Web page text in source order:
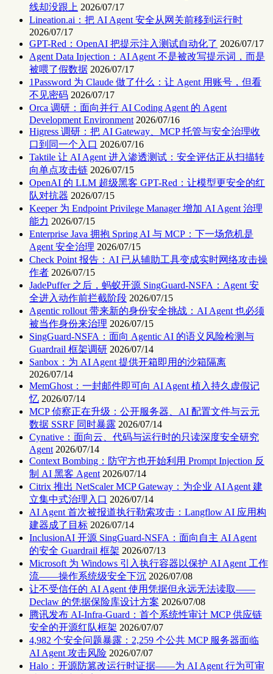
线却没跟上 2026/07/17
Lineation.ai：把 AI Agent 安全从网关前移到运行时
2026/07/17
GPT-Red：OpenAI 把提示注入测试自动化了 2026/07/17
Agent Data Injection：AI Agent 不是被改写提示词，而是
被喂了假数据 2026/07/17
1Password 为 Claude 做了什么：让 Agent 用账号，但看
不见密码 2026/07/17
Orca 调研：面向并行 AI Coding Agent 的 Agent
Development Environment 2026/07/16
Higress 调研：把 AI Gateway、MCP 托管与安全治理收
口到同一个入口 2026/07/16
Taktile 让 AI Agent 进入渗透测试：安全评估正从扫描转
向单点攻击链 2026/07/15
OpenAI 的 LLM 超级黑客 GPT-Red：让模型更安全的红
队对抗器 2026/07/15
Keeper 为 Endpoint Privilege Manager 增加 AI Agent 治理
能力 2026/07/15
Enterprise Java 拥抱 Spring AI 与 MCP：下一场危机是
Agent 安全治理 2026/07/15
Check Point 报告：AI 已从辅助工具变成实时网络攻击操
作者 2026/07/15
JadePuffer 之后，蚂蚁开源 SingGuard-NSFA：Agent 安
全进入动作前拦截阶段 2026/07/15
Agentic rollout 带来新的身份安全挑战：AI Agent 也必须
被当作身份来治理 2026/07/15
SingGuard-NSFA：面向 Agentic AI 的语义风险检测与
Guardrail 框架调研 2026/07/14
Sanbox：为 AI Agent 提供开箱即用的沙箱隔离
2026/07/14
MemGhost：一封邮件即可向 AI Agent 植入持久虚假记
忆 2026/07/14
MCP 侦察正在升级：公开服务器、AI 配置文件与云元
数据 SSRF 同时暴露 2026/07/14
Cynative：面向云、代码与运行时的只读深度安全研究
Agent 2026/07/14
Context Bombing：防守方也开始利用 Prompt Injection 反
制 AI 黑客 Agent 2026/07/14
Citrix 推出 NetScaler MCP Gateway：为企业 AI Agent 建
立集中式治理入口 2026/07/14
AI Agent 首次被报道执行勒索攻击：Langflow AI 应用构
建器成了目标 2026/07/14
InclusionAI 开源 SingGuard-NSFA：面向自主 AI Agent
的安全 Guardrail 框架 2026/07/13
Microsoft 为 Windows 引入执行容器以保护 AI Agent 工作
流——操作系统级安全下沉 2026/07/08
让不受信任的 AI Agent 使用凭据但永远无法读取——
Declaw 的凭据保险库设计方案 2026/07/08
腾讯发布 AI-Infra-Guard：首个系统性审计 MCP 供应链
安全的开源红队框架 2026/07/07
4,982 个安全问题暴露：2,259 个公共 MCP 服务器面临
AI Agent 攻击风险 2026/07/07
Halo：开源防篡改运行时证据——为 AI Agent 行为可审